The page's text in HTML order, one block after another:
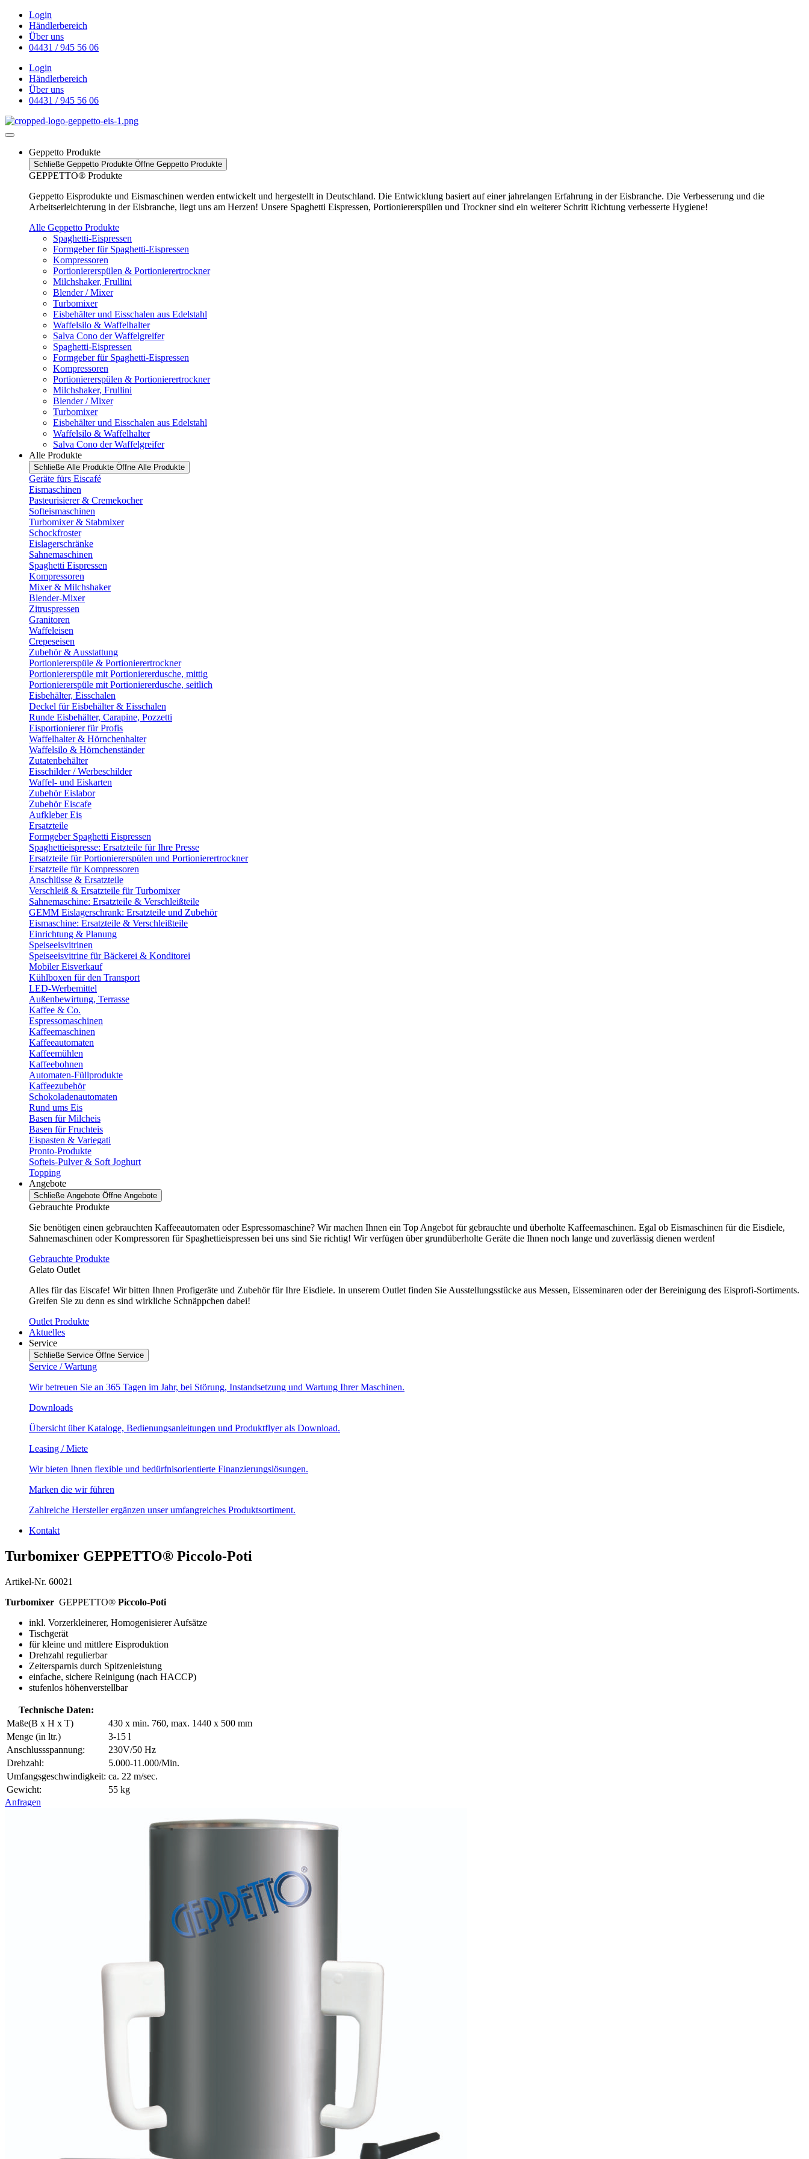
Zum
Inhalt
wechseln
Login
Händlerbereich
Über uns
04431 / 945 56 06
Login
Händlerbereich
Über uns
04431 / 945 56 06
Geppetto Produkte
Schließe Geppetto Produkte Öffne Geppetto Produkte
GEPPETTO® Produkte
Geppetto Eisprodukte und Eismaschinen werden entwickelt und hergestellt in Deutschland. Die Entwicklung basiert auf einer jahrelangen Erfahrung in der Eisbranche. Die Verbesserung und die
Arbeitserleichterung in der Eisbranche, liegt uns am Herzen! Unsere Spaghetti Eispressen, Portioniererspülen und Trockner sind ein weiterer Schritt Richtung verbesserte Hygiene!
Alle Geppetto Produkte
Spaghetti-Eispressen
Formgeber für Spaghetti-Eispressen
Kompressoren
Portioniererspülen & Portionierertrockner
Milchshaker, Frullini
Blender / Mixer
Turbomixer
Eisbehälter und Eisschalen aus Edelstahl
Waffelsilo & Waffelhalter
Salva Cono der Waffelgreifer
Spaghetti-Eispressen
Formgeber für Spaghetti-Eispressen
Kompressoren
Portioniererspülen & Portionierertrockner
Milchshaker, Frullini
Blender / Mixer
Turbomixer
Eisbehälter und Eisschalen aus Edelstahl
Waffelsilo & Waffelhalter
Salva Cono der Waffelgreifer
Alle Produkte
Schließe Alle Produkte Öffne Alle Produkte
Geräte fürs Eiscafé
Eismaschinen
Pasteurisierer & Cremekocher
Softeismaschinen
Turbomixer & Stabmixer
Schockfroster
Eislagerschränke
Sahnemaschinen
Spaghetti Eispressen
Kompressoren
Mixer & Milchshaker
Blender-Mixer
Zitruspressen
Granitoren
Waffeleisen
Crepeseisen
Zubehör & Ausstattung
Portioniererspüle & Portionierertrockner
Portioniererspüle mit Portioniererdusche, mittig
Portioniererspüle mit Portioniererdusche, seitlich
Eisbehälter, Eisschalen
Deckel für Eisbehälter & Eisschalen
Runde Eisbehälter, Carapine, Pozzetti
Eisportionierer für Profis
Waffelhalter & Hörnchenhalter
Waffelsilo & Hörnchenständer
Zutatenbehälter
Eisschilder / Werbeschilder
Waffel- und Eiskarten
Zubehör Eislabor
Zubehör Eiscafe
Aufkleber Eis
Ersatzteile
Formgeber Spaghetti Eispressen
Spaghettieispresse: Ersatzteile für Ihre Presse
Ersatzteile für Portioniererspülen und Portionierertrockner
Ersatzteile für Kompressoren
Anschlüsse & Ersatzteile
Verschleiß & Ersatzteile für Turbomixer
Sahnemaschine: Ersatzteile & Verschleißteile
GEMM Eislagerschrank: Ersatzteile und Zubehör
Eismaschine: Ersatzteile & Verschleißteile
Einrichtung & Planung
Speiseeisvitrinen
Speiseeisvitrine für Bäckerei & Konditorei
Mobiler Eisverkauf
Kühlboxen für den Transport
LED-Werbemittel
Außenbewirtung, Terrasse
Kaffee & Co.
Espressomaschinen
Kaffeemaschinen
Kaffeeautomaten
Kaffeemühlen
Kaffeebohnen
Automaten-Füllprodukte
Kaffeezubehör
Schokoladenautomaten
Rund ums Eis
Basen für Milcheis
Basen für Fruchteis
Eispasten & Variegati
Pronto-Produkte
Softeis-Pulver & Soft Joghurt
Topping
Angebote
Schließe Angebote Öffne Angebote
Gebrauchte Produkte
Sie benötigen einen gebrauchten Kaffeeautomaten oder Espressomaschine? Wir machen Ihnen ein Top Angebot für gebrauchte und überholte Kaffeemaschinen. Egal ob Eismaschinen für die Eisdiele,
Sahnemaschinen oder Kompressoren für Spaghettieispressen bei uns sind Sie richtig! Wir verfügen über grundüberholte Geräte die Ihnen noch lange und zuverlässig dienen werden!
Gebrauchte Produkte
Gelato Outlet
Alles für das Eiscafe! Wir bitten Ihnen Profigeräte und Zubehör für Ihre Eisdiele. In unserem Outlet finden Sie Ausstellungsstücke aus Messen, Eisseminaren oder der Bereinigung des Eisprofi-Sortiments.
Greifen Sie zu denn es sind wirkliche Schnäppchen dabei!
Outlet Produkte
Aktuelles
Service
Schließe Service Öffne Service
Service / Wartung
Wir betreuen Sie an 365 Tagen im Jahr, bei Störung, Instandsetzung und Wartung Ihrer Maschinen.
Downloads
Übersicht über Kataloge, Bedienungsanleitungen und Produktflyer als Download.
Leasing / Miete
Wir bieten Ihnen flexible und bedürfnisorientierte Finanzierungslösungen.
Marken die wir führen
Zahlreiche Hersteller ergänzen unser umfangreiches Produktsortiment.
Kontakt
Turbomixer GEPPETTO® Piccolo-Poti
Artikel-Nr. 60021
Turbomixer GEPPETTO® Piccolo-Poti
inkl. Vorzerkleinerer, Homogenisierer Aufsätze
Tischgerät
für kleine und mittlere Eisproduktion
Drehzahl regulierbar
Zeitersparnis durch Spitzenleistung
einfache, sichere Reinigung (nach HACCP)
stufenlos höhenverstellbar
Technische Daten:
Maße(B x H x T)
430 x min. 760, max. 1440 x 500 mm
Menge (in ltr.)
3-15 l
Anschlussspannung:
230V/50 Hz
Drehzahl:
5.000-11.000/Min.
Umfangsgeschwindigkeit: ca. 22 m/sec.
Gewicht:
55 kg
Anfragen